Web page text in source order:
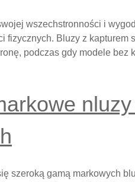
wszechstronności i
fizycznych. Bluzy z kapturem
podczas gdy modele bez
szeroką gamą markowych